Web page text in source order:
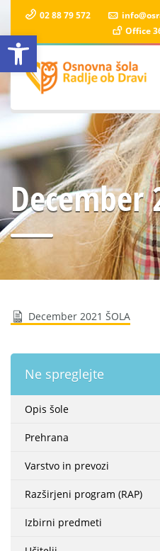
Open toolbar
02 88 79 572
Office
December
December 2021 ŠOLA
Ne spreglejte
Opis šole
Prehrana
Varstvo in prevozi
Razširjeni program (RAP)
Izbirni predmeti